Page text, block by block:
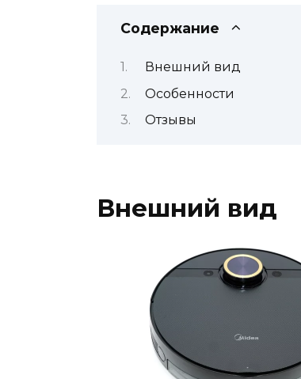
Содержание
Внешний вид
Особенности
Отзывы
Внешний вид